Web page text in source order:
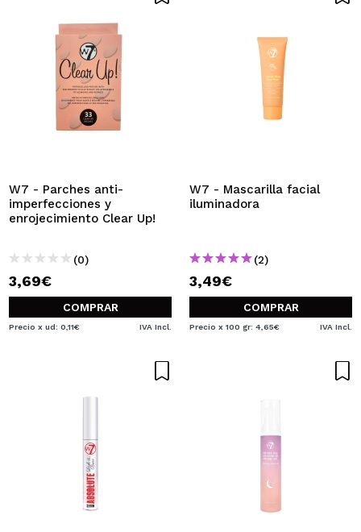
W7 - Parches anti-
imperfecciones y
enrojecimiento Clear Up!
(0)
3,69€
COMPRAR
Precio x ud: 0,11€ IVA Incl.
W7 - Mascarilla facial
iluminadora
(2)
3,49€
COMPRAR
Precio x 100 gr: 4,65€ IVA Incl.